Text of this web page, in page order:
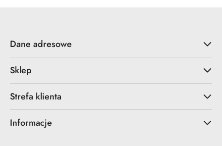
Dane adresowe
Sklep
Strefa klienta
Informacje